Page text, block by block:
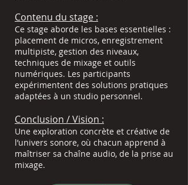
Contenu du stage :
Ce stage aborde les bases essentielles :
placement de micros, enregistrement
multipiste, gestion des niveaux,
techniques de mixage et outils
numériques. Les participants
expérimentent des solutions pratiques
adaptées à un studio personnel.
Conclusion / Vision :
Une exploration concrète et créative de
l’univers sonore, où chacun apprend à
maîtriser sa chaîne audio, de la prise au
mixage.